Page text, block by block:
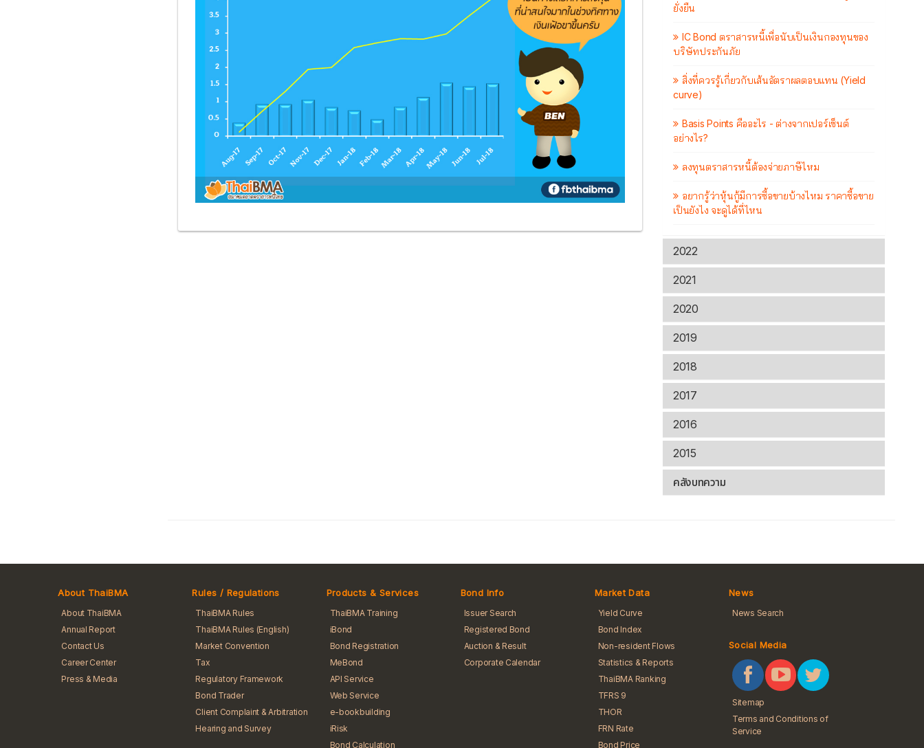
ยั่งยืน
IC Bond ตราสารหนี้เพื่อนับเป็นเงินกองทุนของ
บริษัทประกันภัย
สิ่งที่ควรรู้เกี่ยวกับเส้นอัตราผลตอบแทน (Yield
curve)
Basis Points คืออะไร - ต่างจากเปอร์เซ็นต์
อย่างไร?
ลงทุนตราสารหนี้ต้องจ่ายภาษีไหม
อยากรู้ว่าหุ้นกู้มีการซื้อขายบ้างไหม ราคาซื้อขาย
เป็นยังไง จะดูได้ที่ไหน
2022
2021
2020
2019
2018
2017
2016
2015
คลังบทความ
About ThaiBMA
About ThaiBMA
Annual Report
Contact Us
Career Center
Press & Media
Rules / Regulations
ThaiBMA Rules
ThaiBMA Rules (English)
Market Convention
Tax
Regulatory Framework
Bond Trader
Client Complaint & Arbitration
Hearing and Survey
Products & Services
ThaiBMA Training
iBond
Bond Registration
MeBond
API Service
Web Service
e-bookbuilding
iRisk
Bond Calculation
Bond Info
Issuer Search
Registered Bond
Auction & Result
Corporate Calendar
Market Data
Yield Curve
Bond Index
Non-resident Flows
Statistics & Reports
ThaiBMA Ranking
TFRS 9
THOR
FRN Rate
Bond Price
News
News Search
Social Media
Sitemap
Terms and Conditions of
Service